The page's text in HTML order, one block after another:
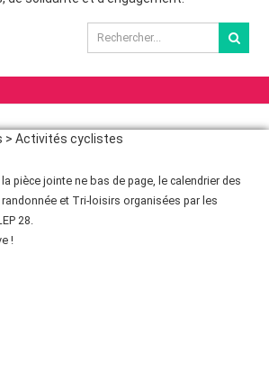
> Activités cyclistes
pièce jointe ne bas de page, le calendrier des
et Tri-loisirs organisées par les
28.
!